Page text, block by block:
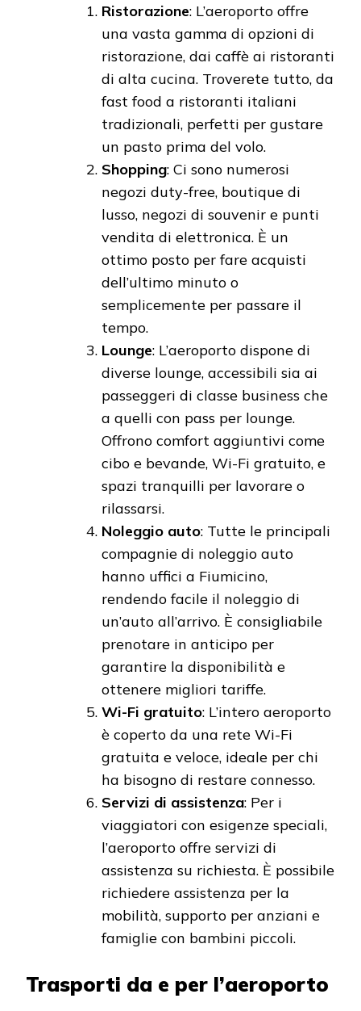
Ristorazione: L’aeroporto offre
una vasta gamma di opzioni di
ristorazione, dai caffè ai ristoranti
di alta cucina. Troverete tutto, da
fast food a ristoranti italiani
tradizionali, perfetti per gustare
un pasto prima del volo.
Shopping: Ci sono numerosi
negozi duty-free, boutique di
lusso, negozi di souvenir e punti
vendita di elettronica. È un
ottimo posto per fare acquisti
dell’ultimo minuto o
semplicemente per passare il
tempo.
Lounge: L’aeroporto dispone di
diverse lounge, accessibili sia ai
passeggeri di classe business che
a quelli con pass per lounge.
Offrono comfort aggiuntivi come
cibo e bevande, Wi-Fi gratuito, e
spazi tranquilli per lavorare o
rilassarsi.
Noleggio auto: Tutte le principali
compagnie di noleggio auto
hanno uffici a Fiumicino,
rendendo facile il noleggio di
un’auto all’arrivo. È consigliabile
prenotare in anticipo per
garantire la disponibilità e
ottenere migliori tariffe.
Wi-Fi gratuito: L’intero aeroporto
è coperto da una rete Wi-Fi
gratuita e veloce, ideale per chi
ha bisogno di restare connesso.
Servizi di assistenza: Per i
viaggiatori con esigenze speciali,
l’aeroporto offre servizi di
assistenza su richiesta. È possibile
richiedere assistenza per la
mobilità, supporto per anziani e
famiglie con bambini piccoli.
Trasporti da e per l’aeroporto